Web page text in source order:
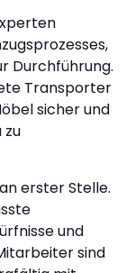
Durchführung.
Transporter
sicher und
zu
erster Stelle.
und
sind